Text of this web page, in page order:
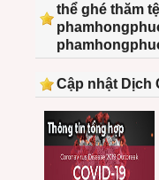
thể ghé thăm
Cập nhật Dịch